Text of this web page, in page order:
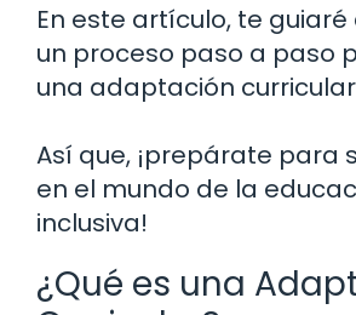
En este artículo, te
un proceso paso a paso
una adaptación
Así que, ¡prepárate para
en el mundo de la
inclusiva!
¿Qué es una